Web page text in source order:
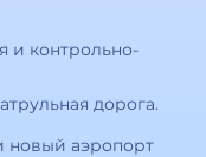
и контрольно-
дорога.
новый аэропорт